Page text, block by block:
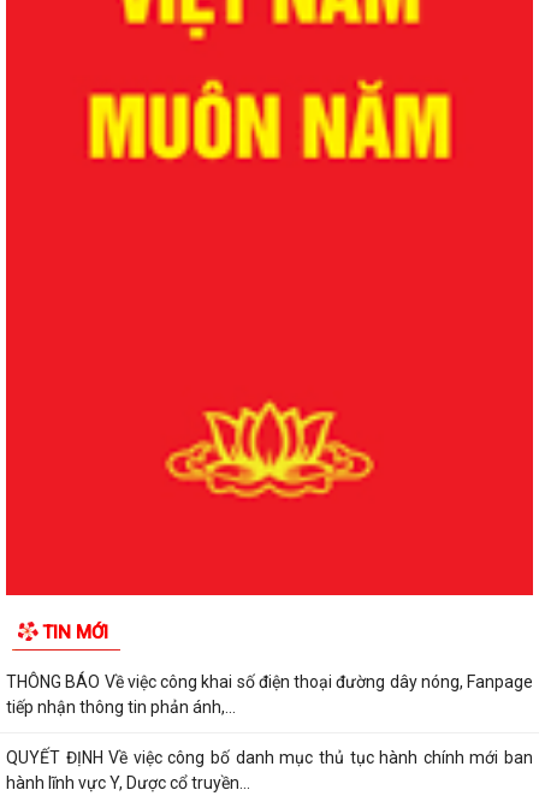
TIN MỚI
QUYẾT ĐỊNH Về việc công bố danh mục thủ tục hành chính được sửa
đổi, bổ sung lĩnh vực phòng bệnh...
QUYẾT ĐỊNH Về việc công bố danh mục thủ tục hành chính được sửa
đổi, bổ sung, bị bãi bỏ lĩnh vực...
QUYẾT ĐỊNH Về việc công bố danh mục thủ tục hành chính được sửa
nhiệm vụ lĩnh vực y, dược cổ...
QUYẾT ĐỊNH Về việc công bố danh mục thủ tục hành chính được sửa
đổi, bổ sung, bị bãi bỏ lĩnh vực...
vi, chức năng quản lý của Sở Y tế
THÔNG BÁO Về việc công khai số điện thoại đường dây nóng, Fanpage
tiếp nhận thông tin phản ánh,...
QUYẾT ĐỊNH Về việc công bố danh mục thủ tục hành chính mới ban
hành lĩnh vực Y, Dược cổ truyền...